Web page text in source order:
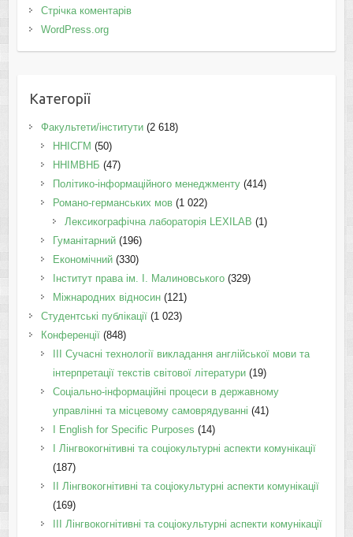
Стрічка коментарів
WordPress.org
Категорії
Факультети/інститути(2 618)
ННІСГМ (50)
ННІМВНБ (47)
Політико-інформаційного менеджменту(414)
Романо-германських мов(1 022)
Лексикографічна лабораторія LEXILAB (1)
Гуманітарний(196)
Економічний(330)
Інститут права ім. І. Малиновського(329)
Міжнародних відносин(121)
Студентські публікації(1 023)
Конференції(848)
III Сучасні технології викладання англійської мови та
інтерпретації текстів світової літератури(19)
Соціально-інформаційні процеси в державному
управлінні та місцевому самоврядуванні (41)
І English for Specific Purposes (14)
I Лінгвокогнітивні та соціокультурні аспекти комунікації
(187)
IІ Лінгвокогнітивні та соціокультурні аспекти комунікації
(169)
IІI Лінгвокогнітивні та соціокультурні аспекти комунікації